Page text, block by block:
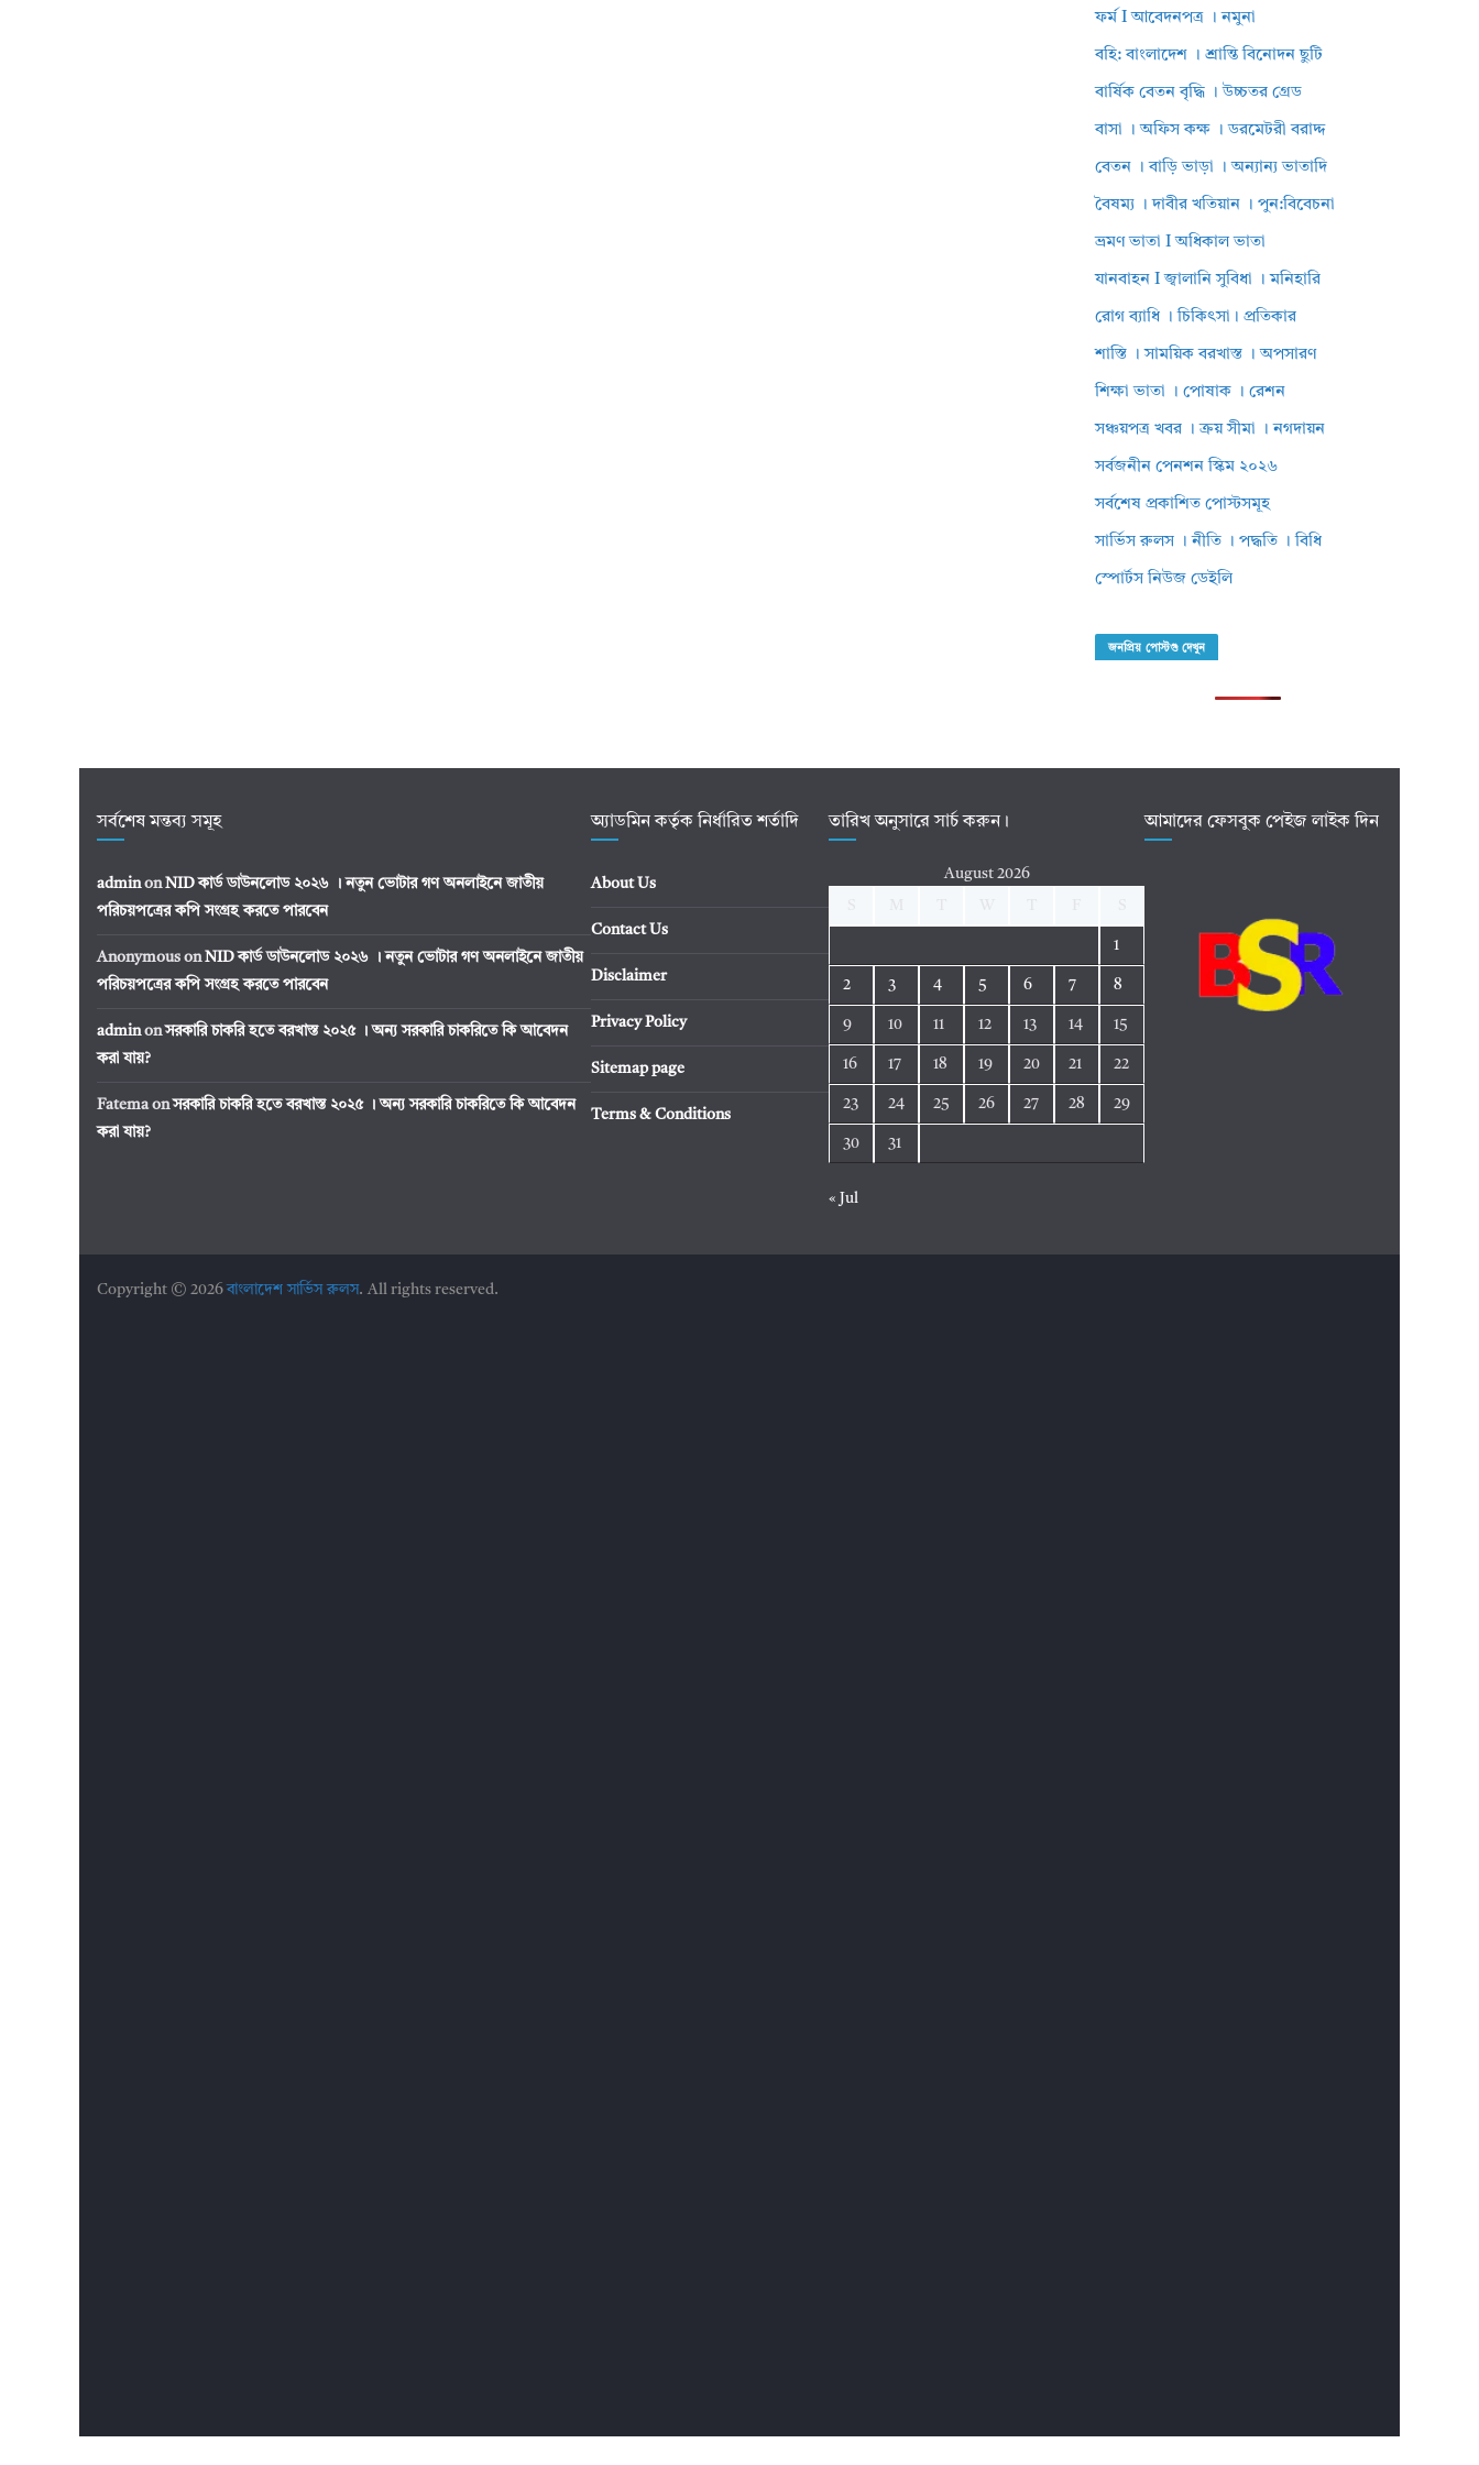
ফর্ম I আবেদনপত্র । নমুনা
বহি: বাংলাদেশ । শ্রান্তি বিনোদন ছুটি
বার্ষিক বেতন বৃদ্ধি । উচ্চতর গ্রেড
বাসা । অফিস কক্ষ । ডরমেটরী বরাদ্দ
বেতন । বাড়ি ভাড়া । অন্যান্য ভাতাদি
বৈষম্য । দাবীর খতিয়ান । পুন:বিবেচনা
ভ্রমণ ভাতা I অধিকাল ভাতা
যানবাহন I জ্বালানি সুবিধা । মনিহারি
রোগ ব্যাধি । চিকিৎসা। প্রতিকার
শাস্তি । সাময়িক বরখাস্ত । অপসারণ
শিক্ষা ভাতা । পোষাক । রেশন
সঞ্চয়পত্র খবর । ক্রয় সীমা । নগদায়ন
সর্বজনীন পেনশন স্কিম ২০২৬
সর্বশেষ প্রকাশিত পোস্টসমূহ
সার্ভিস রুলস । নীতি । পদ্ধতি । বিধি
স্পোর্টস নিউজ ডেইলি
জনপ্রিয় পোস্টগু দেখুন
সর্বশেষ মন্তব্য সমূহ
adminonNID কার্ড ডাউনলোড ২০২৬ । নতুন ভোটার গণ অনলাইনে জাতীয়
পরিচয়পত্রের কপি সংগ্রহ করতে পারবেন
Anonymous onNID কার্ড ডাউনলোড ২০২৬ । নতুন ভোটার গণ অনলাইনে জাতীয়
পরিচয়পত্রের কপি সংগ্রহ করতে পারবেন
adminonসরকারি চাকরি হতে বরখাস্ত ২০২৫ । অন্য সরকারি চাকরিতে কি আবেদন
করা যায়?
Fatemaonসরকারি চাকরি হতে বরখাস্ত ২০২৫ । অন্য সরকারি চাকরিতে কি আবেদন
করা যায়?
অ্যাডমিন কর্তৃক নির্ধারিত শর্তাদি
About Us
Contact Us
Disclaimer
Privacy Policy
Sitemap page
Terms & Conditions
তারিখ অনুসারে সার্চ করুন।
August 2026
1
2 3 4 5 6 7 8
9 10 11 12 13 14 15
16 17 18 19 20 21 22
23 24 25 26 27 28 29
30 31
« Jul
আমাদের ফেসবুক পেইজ লাইক দিন
Copyright © 2026বাংলাদেশ সার্ভিস রুলস. All rights reserved.